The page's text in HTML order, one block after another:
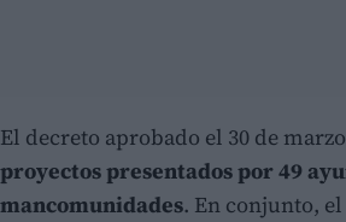
El decreto aprobado el 30 de
proyectos presentados por 49
mancomunidades. En conjunto,